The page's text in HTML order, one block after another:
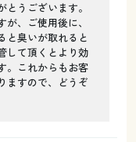
うございます。
、ご使用後に、
と臭いが取れると
して頂くとより効
。これからもお客
ますので、どうぞ